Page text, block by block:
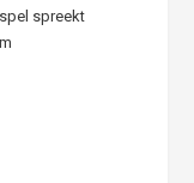
spreekt